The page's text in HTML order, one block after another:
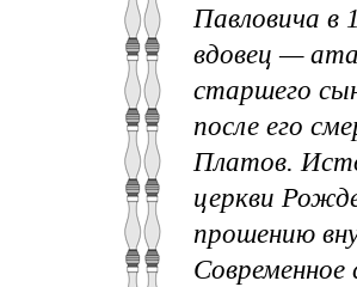
Павловича в
вдовец —
старшего
после его
Платов.
церкви
прошению